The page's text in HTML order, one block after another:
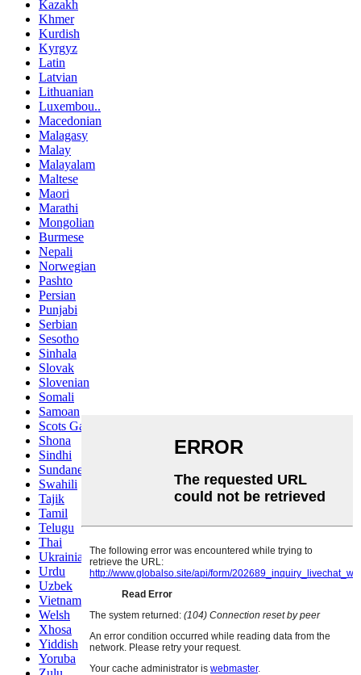
Kazakh
Khmer
Kurdish
Kyrgyz
Latin
Latvian
Lithuanian
Luxembou..
Macedonian
Malagasy
Malay
Malayalam
Maltese
Maori
Marathi
Mongolian
Burmese
Nepali
Norwegian
Pashto
Persian
Punjabi
Serbian
Sesotho
Sinhala
Slovak
Slovenian
Somali
Samoan
Scots Gaelic
Shona
Sindhi
Sundanese
Swahili
Tajik
Tamil
Telugu
Thai
Ukrainian
Urdu
Uzbek
Vietnamese
Welsh
Xhosa
Yiddish
Yoruba